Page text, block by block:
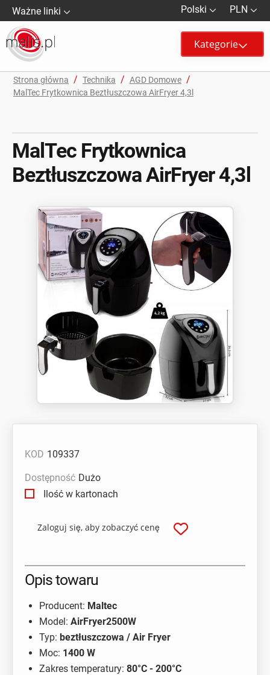
Ważne linki PLN
Polski
Kategorie
Strona główna / Technika / AGD Domowe /
MalTec Frytkownica Beztłuszczowa AirFryer 4,3l
MalTec Frytkownica
Beztłuszczowa AirFryer 4,3l
KOD 109337
Dostępność Dużo
Ilość w kartonach
Zaloguj się, aby zobaczyć cenę
Opis towaru
Producent: Maltec
Model: AirFryer2500W
Typ: beztłuszczowa / Air Fryer
Moc: 1400 W
Zakres temperatury: 80°C - 200°C